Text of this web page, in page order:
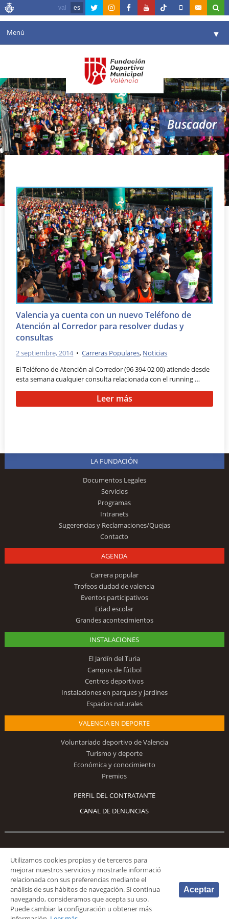
val es
Menú ▼
Agenda
Instalaciones ▼
Comunicación ▼
Valencia en deporte ▼
Reservas
Buscador
corredores
Valencia ya cuenta con un nuevo Teléfono de
Atención al Corredor para resolver dudas y
consultas
2 septiembre, 2014 •Carreras Populares, Noticias
El Teléfono de Atención al Corredor (96 394 02 00) atiende desde
esta semana cualquier consulta relacionada con el running …
Leer más
LA FUNDACIÓN
Documentos Legales
Servicios
Programas
Intranets
Sugerencias y Reclamaciones/Quejas
Contacto
AGENDA
Carrera popular
Trofeos ciudad de valencia
Eventos participativos
Edad escolar
Grandes acontecimientos
INSTALACIONES
El Jardín del Turia
Campos de fútbol
Centros deportivos
Instalaciones en parques y jardines
Espacios naturales
VALENCIA EN DEPORTE
Voluntariado deportivo de Valencia
Turismo y deporte
Económica y conocimiento
Premios
PERFIL DEL CONTRATANTE
CANAL DE DENUNCIAS
Síguenos
© 2026 Fundación Deportiva Municipal Valencia |AVISO LEGAL
Utilizamos cookies propias y de terceros para
mejorar nuestros servicios y mostrarle informació
relacionada con sus preferencias mediante el
análisis de sus hábitos de navegación. Si continua
navegando, consideramos que acepta su uso.
Puede cambiar la configuración u obtener más
Aceptar